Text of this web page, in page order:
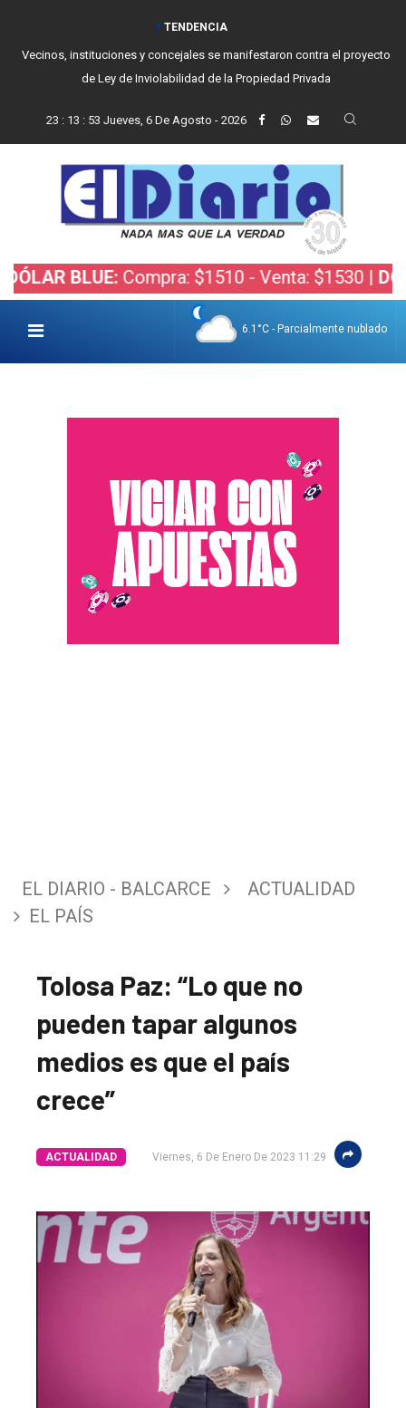
TENDENCIA
Vecinos, instituciones y concejales se manifestaron contra el proyecto
de Ley de Inviolabilidad de la Propiedad Privada
23 : 13 : 54 Jueves, 6 De Agosto - 2026
BLUE:Compra: $1510 - Venta: $1530 |DÓLAR
6.1°C - Parcialmente nublado
El
único
EL DIARIO - BALCARCE
ACTUALIDAD
EL PAÍS
Tolosa Paz: “Lo que no
pueden tapar algunos
medios es que el país
crece”
ACTUALIDAD Viernes, 6 De Enero De 2023 11:29